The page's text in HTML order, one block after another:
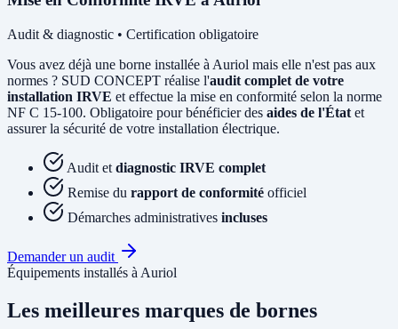
Audit & diagnostic • Certification obligatoire
Vous avez déjà une borne installée à Auriol mais elle n'est pas aux
normes ? SUD CONCEPT réalise l'audit complet de votre
installation IRVE et effectue la mise en conformité selon la norme
NF C 15-100. Obligatoire pour bénéficier des aides de l'État et
assurer la sécurité de votre installation électrique.
Audit et diagnostic IRVE complet
Remise du rapport de conformité officiel
Démarches administratives incluses
Demander un audit
Équipements installés à Auriol
Les meilleures marques de bornes